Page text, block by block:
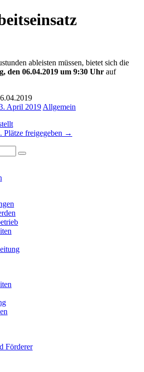
ableisten müssen, bietet sich die
den 06.04.2019 um 9:30 Uhr auf
April 2019 Allgemein
freigegeben →
Förderer